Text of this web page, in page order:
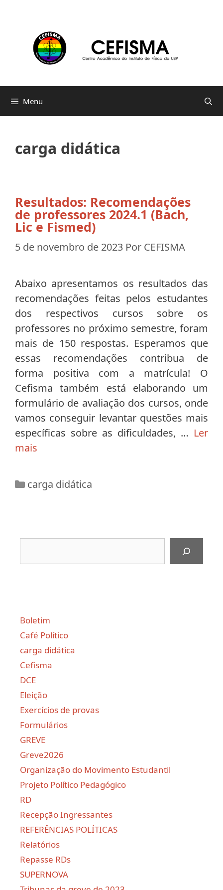
conteúdo
Menu
carga didática
Resultados: Recomendações
de professores 2024.1 (Bach,
Lic e Fismed)
5 de novembro de 2023 Por CEFISMA
Abaixo apresentamos os resultados das
recomendações feitas pelos estudantes
dos respectivos cursos sobre os
professores no próximo semestre, foram
mais de 150 respostas. Esperamos que
essas recomendações contribua de
forma positiva com a matrícula! O
Cefisma também está elaborando um
formulário de avaliação dos cursos, onde
vamos conseguir levantar questões mais
específicas sobre as dificuldades, … Ler
mais
Categorias
carga didática
Boletim
Café Político
carga didática
Cefisma
DCE
Eleição
Exercícios de provas
Formulários
GREVE
Greve2026
Organização do Movimento Estudantil
Projeto Político Pedagógico
RD
Recepção Ingressantes
REFERÊNCIAS POLÍTICAS
Relatórios
Repasse RDs
SUPERNOVA